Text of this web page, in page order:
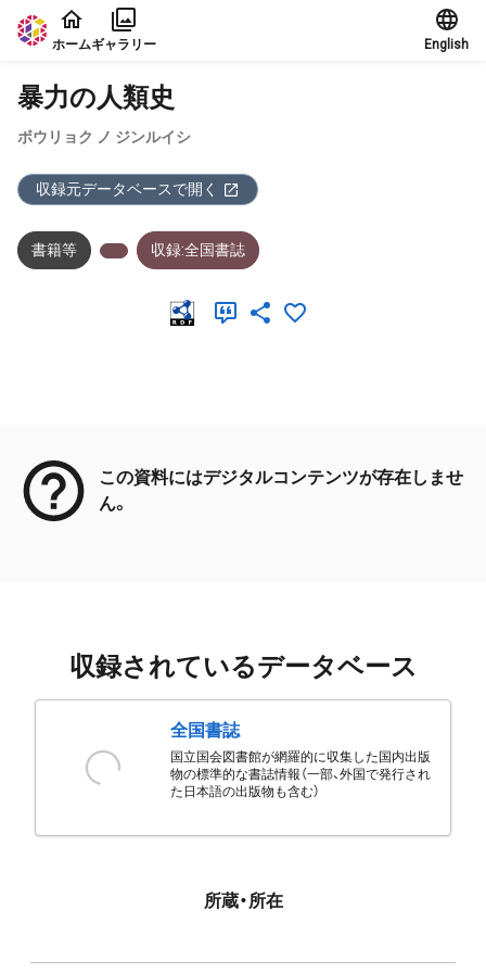
本文に飛ぶ
ホームギャラリー English
暴力の人類史
ボウリョク ノ ジンルイシ
収録元データベースで開く
書籍等 収録:全国書誌
この資料にはデジタルコンテンツが存在しませ
ん。
収録されているデータベース
全国書誌
国立国会図書館が網羅的に収集した国内出版
物の標準的な書誌情報（一部、外国で発行され
た日本語の出版物も含む）
所蔵・所在